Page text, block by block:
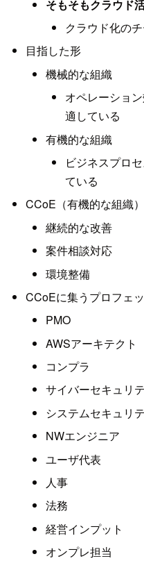
そもそもクラウド
クラウド化の
目指した形
機械的な組織
オペレーショ
適している
有機的な組織
ビジネスプロ
ている
CCoE（有機的な組織）
継続的な改善
案件相談対応
環境整備
CCoEに集うプロフェ
PMO
AWSアーキテクト
コンプラ
サイバーセキュリ
システムセキュリ
NWエンジニア
ユーザ代表
人事
法務
経営インプット
オンプレ担当